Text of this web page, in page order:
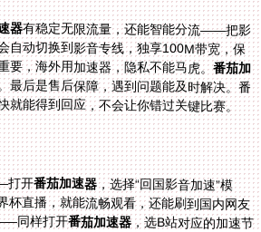
器有稳定无限流量，还能智能分流——把影
音、游戏的流量优先走精选专线，比如在马来西亚用咪咕视频看世界杯，它会自动切换到影音专线，独享100M带宽，保
要，海外用加速器，隐私不能马虎。番茄加
最后是售后保障，遇到问题能及时解决。番
能得到回应，不会让你错过关键比赛。
打开番茄加速器，选择“回国影音加速”模
式，它会智能匹配最优线路，几秒钟就能连接成功。然后打开抖音，搜索世界杯直播，就能流畅观看，还能刷到国内网友
同样打开番茄加速器，选B站对应的加速节
点，连接后打开B站，世界杯直播入口就会解锁，高清画面加上熟悉的中文解说，让你在韩国也能感受到国内观赛的氛